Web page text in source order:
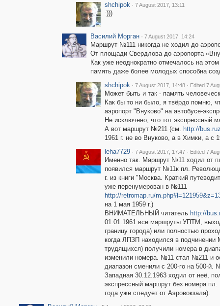
shchipok · 7 August 2017, 13:11
:)))
Василий Морган · 7 August 2017, 14:24
Маршрут №111 никогда не ходил до
От площади Свердлова до аэропорта
Как уже неоднократно отмечалось на
память даже более молодых способна
shchipok · 7 August 2017, 14:48 · Edited 7
Может быть и так - память
Как бы то ни было, я твёрдо помню,
аэропорт "Внуково" на автобусе-
Не исключено, что тот экспрессный
А вот маршрут №211 (см. http://
1961 г. не во Внуково, а в Химки, а с
leha7729 · 7 August 2017, 17:47 · Edited 7
Именно так. Маршрут №11 ходил от
появился маршрут №11к пл.
г. из книги "Москва. Краткий
уже перенумерован в №111
http://retromap.ru/
на 1 мая 1959 г.)
ВНИМАТЕЛЬНЫЙ читатель http://
01.01.1961 все маршруты УПТМ,
границу города) или полностью
когда ЛПЗП находился в подчинении
трудящихся) получили номера в
изменили номера. №11 стал №211 и
диапазон сменили с 200-го на 500-й.
Западная 30.12.1963 ходил от неё,
экспрессный маршрут без номера
года уже следует от Аэровокзала).